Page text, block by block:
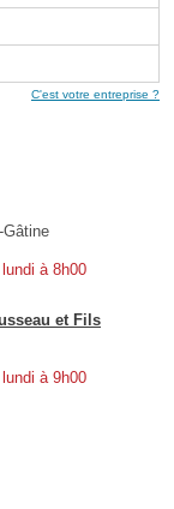
C'est votre entreprise ?
Gâtine
à 8h00
et Fils
à 9h00